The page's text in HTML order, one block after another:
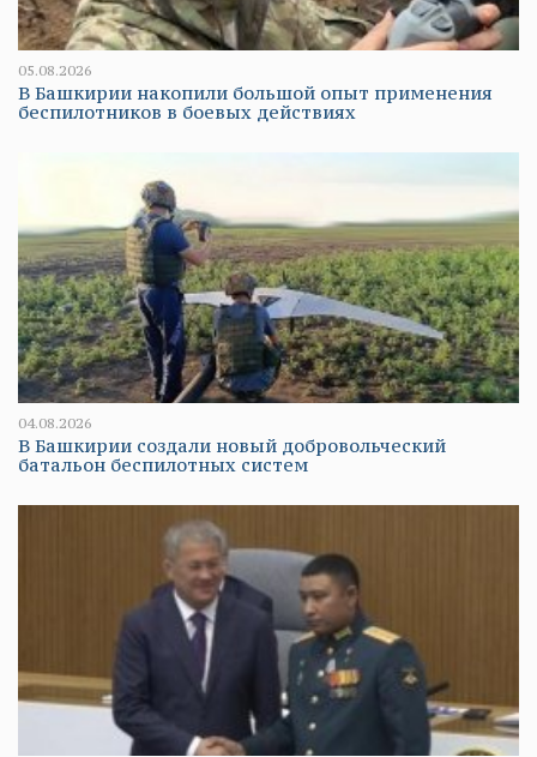
05.08.2026
В Башкирии накопили большой опыт применения
беспилотников в боевых действиях
04.08.2026
В Башкирии создали новый добровольческий
батальон беспилотных систем